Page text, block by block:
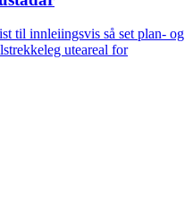
til innleiingsvis så set plan- og
uteareal for